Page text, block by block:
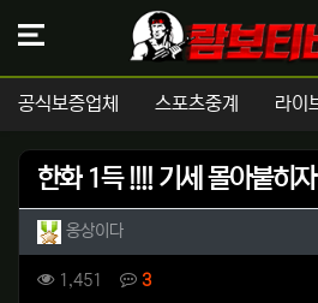
공식보증업체 스포츠중계 라이
한화 1득 !!!! 기세 몰아붙히
작성자 정보
옹상이다작성
컨텐츠 정보
1,451 조회 3댓글